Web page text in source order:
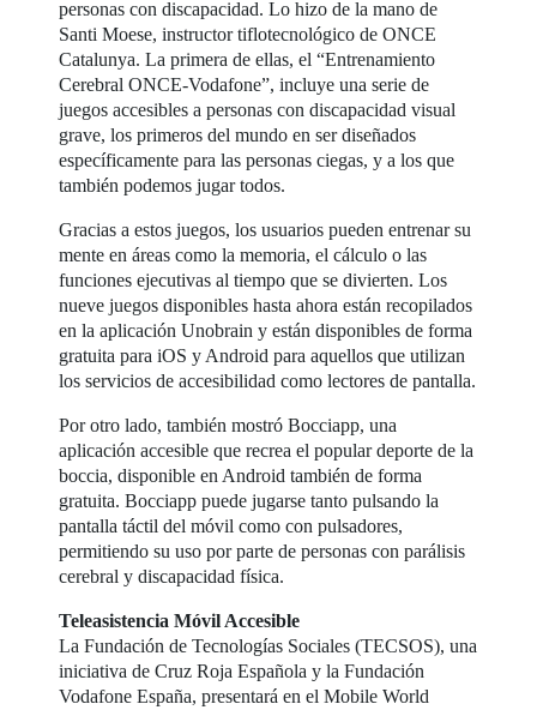
personas con discapacidad. Lo hizo de la mano de
Santi Moese, instructor tiflotecnológico de ONCE
Catalunya. La primera de ellas, el “Entrenamiento
Cerebral ONCE-Vodafone”, incluye una serie de
juegos accesibles a personas con discapacidad visual
grave, los primeros del mundo en ser diseñados
específicamente para las personas ciegas, y a los que
también podemos jugar todos.
Gracias a estos juegos, los usuarios pueden entrenar su
mente en áreas como la memoria, el cálculo o las
funciones ejecutivas al tiempo que se divierten. Los
nueve juegos disponibles hasta ahora están recopilados
en la aplicación Unobrain y están disponibles de forma
gratuita para iOS y Android para aquellos que utilizan
los servicios de accesibilidad como lectores de pantalla.
Por otro lado, también mostró Bocciapp, una
aplicación accesible que recrea el popular deporte de la
boccia, disponible en Android también de forma
gratuita. Bocciapp puede jugarse tanto pulsando la
pantalla táctil del móvil como con pulsadores,
permitiendo su uso por parte de personas con parálisis
cerebral y discapacidad física.
Teleasistencia Móvil Accesible
La Fundación de Tecnologías Sociales (TECSOS), una
iniciativa de Cruz Roja Española y la Fundación
Vodafone España, presentará en el Mobile World